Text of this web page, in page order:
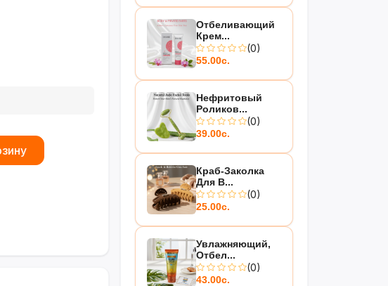
Отбеливающий
Крем...
(0)
55.00с.
Нефритовый
Роликов...
(0)
39.00с.
Краб-Заколка
Для В...
(0)
25.00с.
Увлажняющий,
Отбел...
(0)
43.00с.